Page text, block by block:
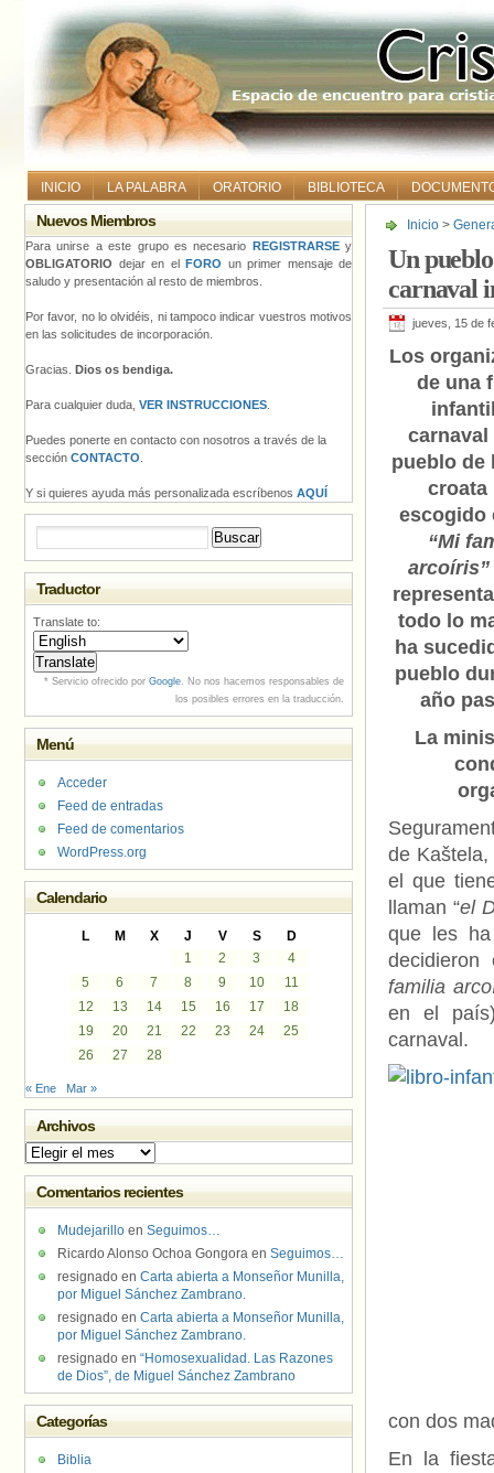
INICIO LA PALABRA ORATORIO BIBLIOTECA
Inicio >
Un
carnaval
jueves, 15 de
Los
de una
carnaval
pueblo de
croata
escogido
“Mi
arcoíris”
todo lo
ha
pueblo
año
La
de
el que
llaman “el
que les
familia
en el
carnaval.
con dos
En la
Nuevos Miembros
Para unirse a este grupo es necesario REGISTRARSEy
OBLIGATORIO dejar en el FORO un primer mensaje de
saludo y presentación al resto de miembros.
Por favor, no lo olvidéis, ni tampoco indicar vuestros motivos
en las solicitudes de incorporación.
Gracias. Dios os bendiga.
Para cualquier duda, VER INSTRUCCIONES
Puedes ponerte en contacto con nosotros a través de la
sección CONTACTO
Y si quieres ayuda más personalizada escríbenos AQUÍ
Traductor
Translate to:
* Servicio ofrecido por Google. No nos hacemos responsables de
los posibles errores en la traducción.
Menú
Acceder
Feed de entradas
Feed de comentarios
WordPress.org
Calendario
L M X J V S
D
1
2 3
4
5
6 7 8 9 10
11
12
13 14 15 16 17
18
19
20 21 22 23 24
25
26
27 28
« Ene Mar »
Archivos
Archivos
Comentarios recientes
Mudejarillo en Seguimos…
Ricardo Alonso Ochoa Gongora en Seguimos…
resignado en Carta abierta a Monseñor Munilla,
por Miguel Sánchez Zambrano.
resignado en Carta abierta a Monseñor Munilla,
por Miguel Sánchez Zambrano.
resignado en “Homosexualidad. Las Razones
de Dios”, de Miguel Sánchez Zambrano
Categorías
Biblia